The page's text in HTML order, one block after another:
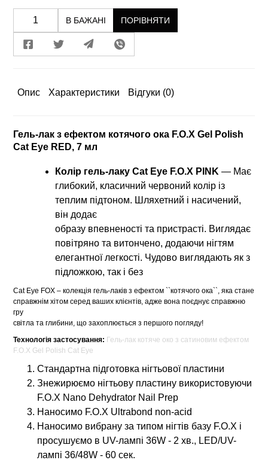
В БАЖАНІ ПОРІВНЯТИ
Опис Характеристики Відгуки (0)
Гель-лак з ефектом котячого ока F.O.X Gel Polish
Cat Eye RED, 7 мл
Колір гель-лаку Cat Eye F.O.X PINK— Має
глибокий, класичний червоний колір із
теплим підтоном. Шляхетний і насичений,
він додає
образу впевненості та пристрасті. Виглядає
повітряно та витончено, додаючи нігтям
елегантної легкості. Чудово виглядають як з
підложкою, так і без
Cat Eye FOX – колекція гель-лаків з ефектом ``котячого ока``, яка стане
справжнім хітом серед ваших клієнтів, адже вона поєднує справжню
гру
світла та глибини, що захоплюється з першого погляду!
Технологія застосування: Гель-лак котяче око з сатиновим ефектом
F.O.X Gel Polish Cat Eye
Стандартна підготовка нігтьової пластини
Знежирюємо нігтьову пластину використовуючи
F.O.X Nano Dehydrator Nail Prep
Наносимо F.O.X Ultrabond non-acid
Наносимо вибрану за типом нігтів базу F.O.X і
просушуємо в UV-лампі 36W - 2 хв., LED/UV-
лампі 36/48W - 60 сек.